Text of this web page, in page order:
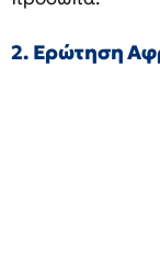
2. Ερώτηση